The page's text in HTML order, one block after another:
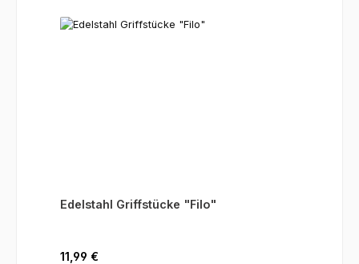
Edelstahl Griffstücke "Filo"
Regulärer Preis:
11,99 €